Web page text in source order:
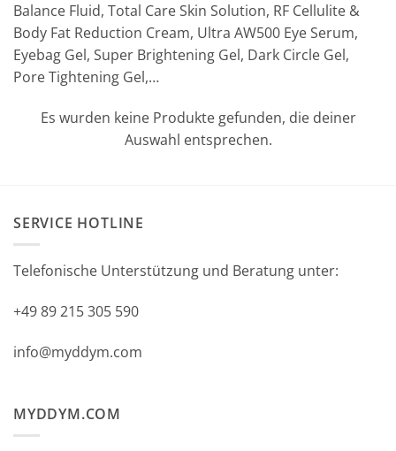
Balance Fluid, Total Care Skin Solution, RF Cellulite &
Body Fat Reduction Cream, Ultra AW500 Eye Serum,
Eyebag Gel, Super Brightening Gel, Dark Circle Gel,
Pore Tightening Gel,…
Es wurden keine Produkte gefunden, die deiner
Auswahl entsprechen.
SERVICE HOTLINE
Telefonische Unterstützung und Beratung unter:
+49 89 215 305 590
info@myddym.com
MYDDYM.COM